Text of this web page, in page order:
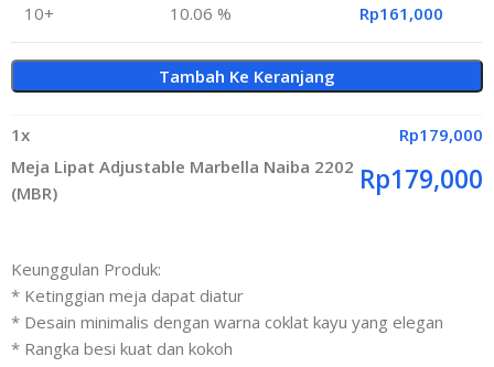
10+ 10.06 % Rp161,000
Tambah Ke Keranjang
1x Rp179,000
Meja Lipat Adjustable Marbella Naiba 2202
(MBR)
Rp179,000
Keunggulan Produk:
* Ketinggian meja dapat diatur
* Desain minimalis dengan warna coklat kayu yang elegan
* Rangka besi kuat dan kokoh